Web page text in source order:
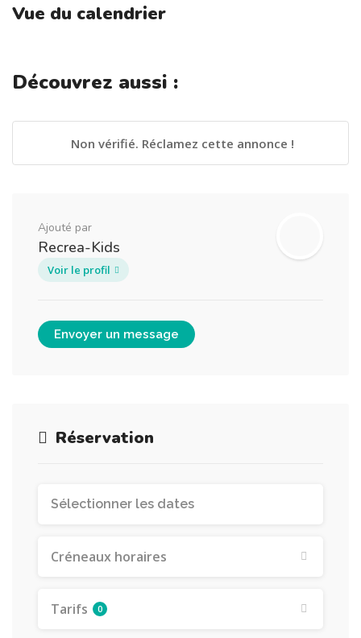
Vue du calendrier
Découvrez aussi :
Non vérifié. Réclamez cette annonce !
Ajouté par
Recrea-Kids
Voir le profil
Envoyer un message
Réservation
Créneaux horaires
Tarifs 0